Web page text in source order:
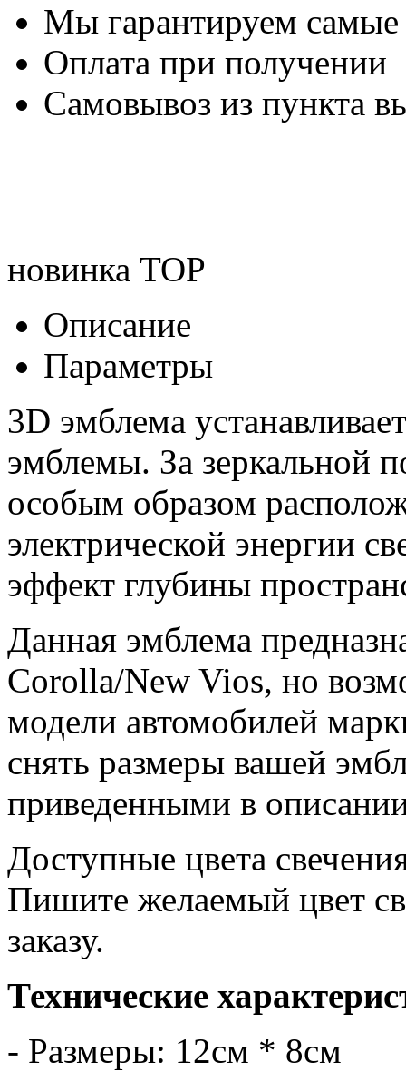
Мы гарантируем
Оплата при получении
Самовывоз из пункта
новинка TOP
Описание
Параметры
3D эмблема
эмблемы. За зеркальной
особым образом
электрической энергии
эффект глубины
Данная эмблема
Corolla/New Vios, но
модели автомобилей
снять размеры вашей
приведенными в
Доступные цвета
Пишите желаемый цвет
заказу.
Технические
- Размеры: 12см * 8см